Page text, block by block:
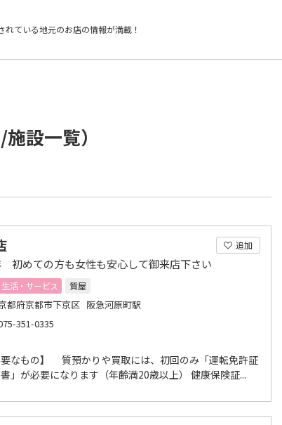
れている地元のお店の情報が満載！
設一覧）
追加
初めての方も女性も安心して御来店下さい
生活・サービス
質屋
都府京都市下京区 阪急河原町駅
351-0335
要なもの】 質預かりや買取には、初回のみ「運転免許証
」が必要になります（年齢満20歳以上） 健康保険証...